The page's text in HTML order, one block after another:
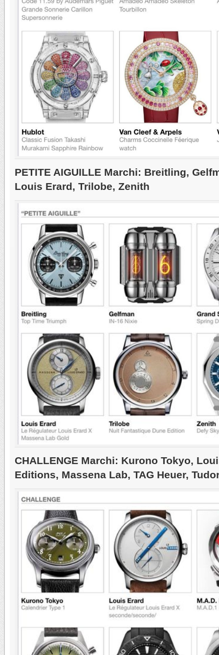
PETITE AIGUILLE Marchi: Breitling,
Louis Erard, Trilobe, Zenith
CHALLENGE Marchi: Kurono Tokyo,
Editions, Massena Lab, TAG Heuer,